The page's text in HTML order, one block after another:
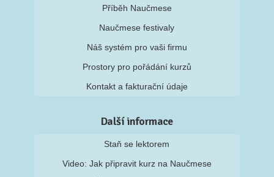
Příběh Naučmese
Naučmese festivaly
Náš systém pro vaši firmu
Prostory pro pořádání kurzů
Kontakt a fakturační údaje
Další informace
Staň se lektorem
Video: Jak připravit kurz na Naučmese